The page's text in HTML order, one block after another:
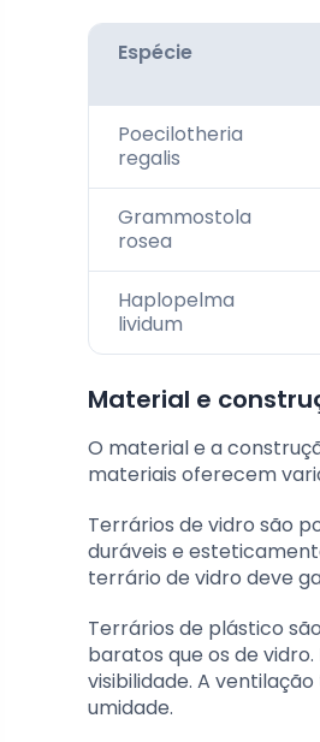
Espécie
Poecilotheria
regalis
Grammostola
rosea
Haplopelma
lividum
Material e
O material e a
materiais oferecem
Terrários de vidro são
duráveis e
terrário de vidro deve
Terrários de plástico
baratos que os de
visibilidade. A
umidade.